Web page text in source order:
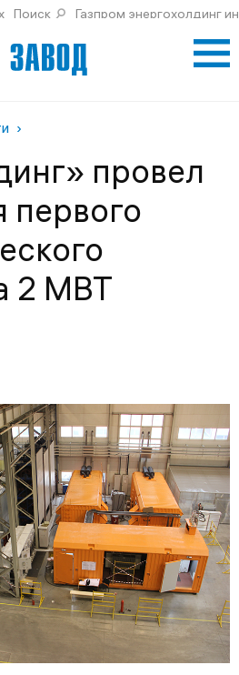
Поиск Газпром энергохолдинг
провел
первого
2 МВТ